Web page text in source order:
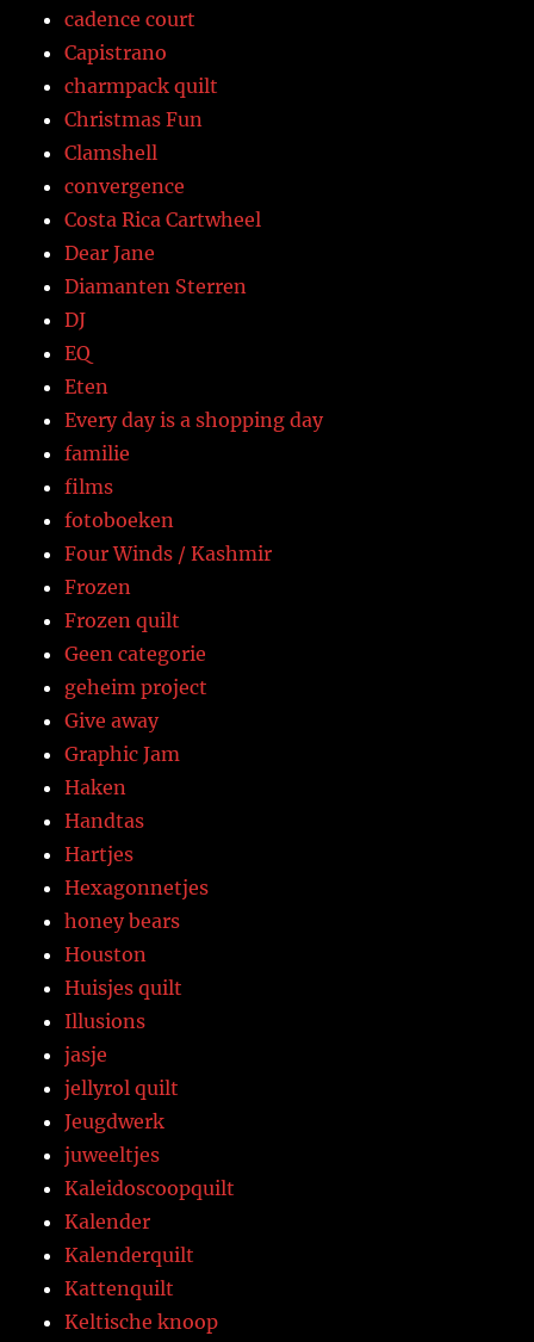
cadence court
Capistrano
charmpack quilt
Christmas Fun
Clamshell
convergence
Costa Rica Cartwheel
Dear Jane
Diamanten Sterren
DJ
EQ
Eten
Every day is a shopping day
familie
films
fotoboeken
Four Winds / Kashmir
Frozen
Frozen quilt
Geen categorie
geheim project
Give away
Graphic Jam
Haken
Handtas
Hartjes
Hexagonnetjes
honey bears
Houston
Huisjes quilt
Illusions
jasje
jellyrol quilt
Jeugdwerk
juweeltjes
Kaleidoscoopquilt
Kalender
Kalenderquilt
Kattenquilt
Keltische knoop